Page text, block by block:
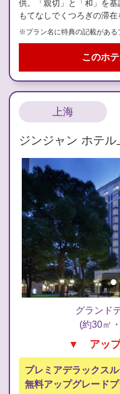
供。「親切」と「和」を
もてなしでくつろぎの滞在
※プラン名に特典の記載がある
このホ
上海
ジンジャン ホテ
グランド
(約30㎡
▼ アッ
プレミアデラックス
無料アップグレードプ